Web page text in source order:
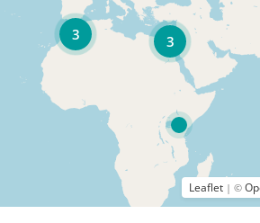
3
3
Leaflet | ©